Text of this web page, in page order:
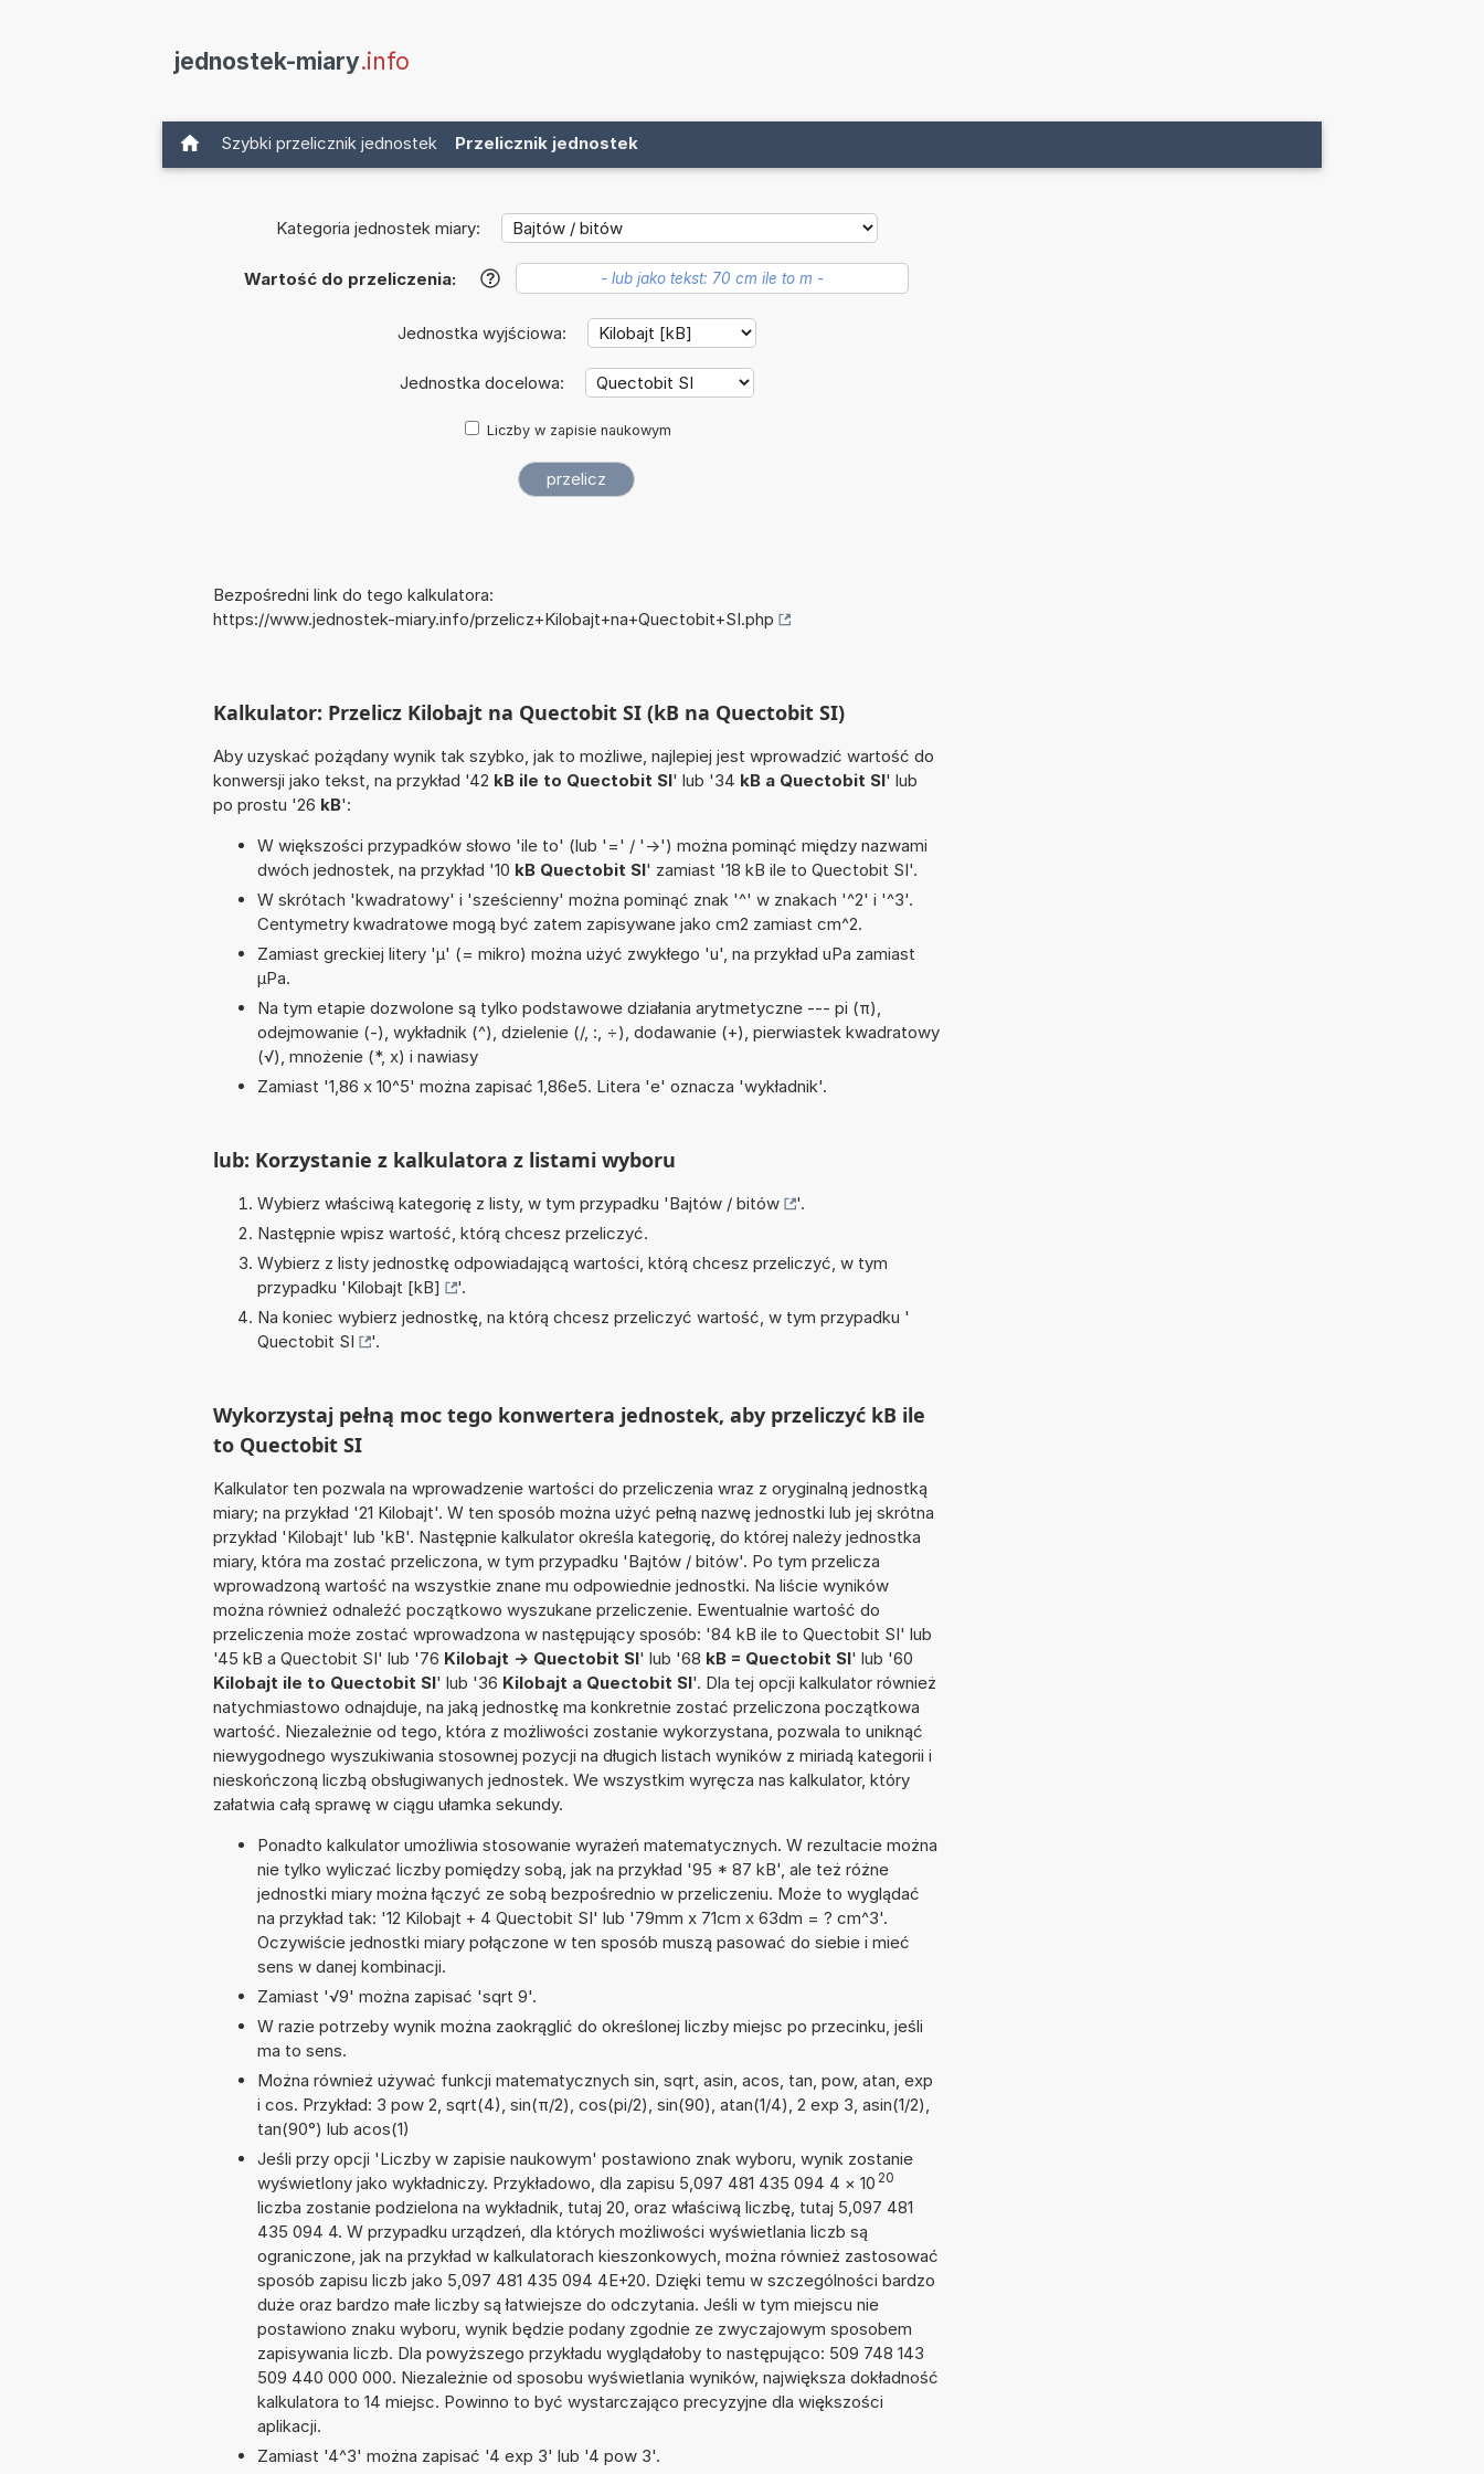
jednostek-miary.info
Szybki przelicznik jednostek Przelicznik jednostek
Kategoria jednostek miary:
Wartość do przeliczenia: ?
Jednostka wyjściowa:
Jednostka docelowa:
Liczby w zapisie naukowym
Bezpośredni link do tego kalkulatora:
https://www.jednostek-miary.info/przelicz+Kilobajt+na+Quectobit+SI.php
Kalkulator: Przelicz Kilobajt na Quectobit SI (kB na Quectobit SI)
Aby uzyskać pożądany wynik tak szybko, jak to możliwe, najlepiej jest wprowadzić wartość do
konwersji jako tekst, na przykład '42 kB ile to Quectobit SI' lub '34 kB a Quectobit SI' lub
po prostu '26 kB':
W większości przypadków słowo 'ile to' (lub '=' / '->') można pominąć między nazwami
dwóch jednostek, na przykład '10 kB Quectobit SI' zamiast '18 kB ile to Quectobit SI'.
W skrótach 'kwadratowy' i 'sześcienny' można pominąć znak '^' w znakach '^2' i '^3'.
Centymetry kwadratowe mogą być zatem zapisywane jako cm2 zamiast cm^2.
Zamiast greckiej litery 'µ' (= mikro) można użyć zwykłego 'u', na przykład uPa zamiast
µPa.
Na tym etapie dozwolone są tylko podstawowe działania arytmetyczne --- pi (π),
odejmowanie (-), wykładnik (^), dzielenie (/, :, ÷), dodawanie (+), pierwiastek kwadratowy
(√), mnożenie (*, x) i nawiasy
Zamiast '1,86 x 10^5' można zapisać 1,86e5. Litera 'e' oznacza 'wykładnik'.
lub: Korzystanie z kalkulatora z listami wyboru
Wybierz właściwą kategorię z listy, w tym przypadku 'Bajtów / bitów
'.
Następnie wpisz wartość, którą chcesz przeliczyć.
Wybierz z listy jednostkę odpowiadającą wartości, którą chcesz przeliczyć, w tym
przypadku 'Kilobajt [kB]
'.
Na koniec wybierz jednostkę, na którą chcesz przeliczyć wartość, w tym przypadku '
Quectobit SI
'.
Wykorzystaj pełną moc tego konwertera jednostek, aby przeliczyć kB ile
to Quectobit SI
Kalkulator ten pozwala na wprowadzenie wartości do przeliczenia wraz z oryginalną jednostką
miary; na przykład '21 Kilobajt'. W ten sposób można użyć pełną nazwę jednostki lub jej skrótna
przykład 'Kilobajt' lub 'kB'. Następnie kalkulator określa kategorię, do której należy jednostka
miary, która ma zostać przeliczona, w tym przypadku 'Bajtów / bitów'. Po tym przelicza
wprowadzoną wartość na wszystkie znane mu odpowiednie jednostki. Na liście wyników
można również odnaleźć początkowo wyszukane przeliczenie. Ewentualnie wartość do
przeliczenia może zostać wprowadzona w następujący sposób: '84 kB ile to Quectobit SI' lub
'45 kB a Quectobit SI' lub '76 Kilobajt -> Quectobit SI' lub '68 kB = Quectobit SI' lub '60
Kilobajt ile to Quectobit SI' lub '36 Kilobajt a Quectobit SI'. Dla tej opcji kalkulator również
natychmiastowo odnajduje, na jaką jednostkę ma konkretnie zostać przeliczona początkowa
wartość. Niezależnie od tego, która z możliwości zostanie wykorzystana, pozwala to uniknąć
niewygodnego wyszukiwania stosownej pozycji na długich listach wyników z miriadą kategorii i
nieskończoną liczbą obsługiwanych jednostek. We wszystkim wyręcza nas kalkulator, który
załatwia całą sprawę w ciągu ułamka sekundy.
Ponadto kalkulator umożliwia stosowanie wyrażeń matematycznych. W rezultacie można
nie tylko wyliczać liczby pomiędzy sobą, jak na przykład '95 * 87 kB', ale też różne
jednostki miary można łączyć ze sobą bezpośrednio w przeliczeniu. Może to wyglądać
na przykład tak: '12 Kilobajt + 4 Quectobit SI' lub '79mm x 71cm x 63dm = ? cm^3'.
Oczywiście jednostki miary połączone w ten sposób muszą pasować do siebie i mieć
sens w danej kombinacji.
Zamiast '√9' można zapisać 'sqrt 9'.
W razie potrzeby wynik można zaokrąglić do określonej liczby miejsc po przecinku, jeśli
ma to sens.
Można również używać funkcji matematycznych sin, sqrt, asin, acos, tan, pow, atan, exp
i cos. Przykład: 3 pow 2, sqrt(4), sin(π/2), cos(pi/2), sin(90), atan(1/4), 2 exp 3, asin(1/2),
tan(90°) lub acos(1)
Jeśli przy opcji 'Liczby w zapisie naukowym' postawiono znak wyboru, wynik zostanie
wyświetlony jako wykładniczy. Przykładowo, dla zapisu 5,097 481 435 094 4 × 10 20
liczba zostanie podzielona na wykładnik, tutaj 20, oraz właściwą liczbę, tutaj 5,097 481
435 094 4. W przypadku urządzeń, dla których możliwości wyświetlania liczb są
ograniczone, jak na przykład w kalkulatorach kieszonkowych, można również zastosować
sposób zapisu liczb jako 5,097 481 435 094 4E+20. Dzięki temu w szczególności bardzo
duże oraz bardzo małe liczby są łatwiejsze do odczytania. Jeśli w tym miejscu nie
postawiono znaku wyboru, wynik będzie podany zgodnie ze zwyczajowym sposobem
zapisywania liczb. Dla powyższego przykładu wyglądałoby to następująco: 509 748 143
509 440 000 000. Niezależnie od sposobu wyświetlania wyników, największa dokładność
kalkulatora to 14 miejsc. Powinno to być wystarczająco precyzyjne dla większości
aplikacji.
Zamiast '4^3' można zapisać '4 exp 3' lub '4 pow 3'.